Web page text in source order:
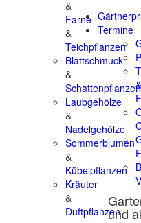
&
Farne
&
Teichpflanzen
Blattschmuck
&
Schattenpflanzen
Laubgehölze
&
Nadelgehölze
Sommerblumen
&
Kübelpflanzen
Kräuter
&
Duftpflanzen
Termine
&
und